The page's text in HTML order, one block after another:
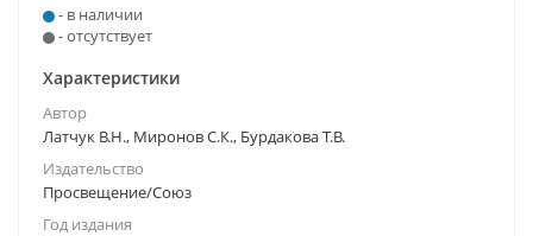
- в наличии
- отсутствует
Характеристики
Автор
Латчук В.Н., Миронов С.К., Бурдакова Т.В.
Издательство
Просвещение/Союз
Год издания